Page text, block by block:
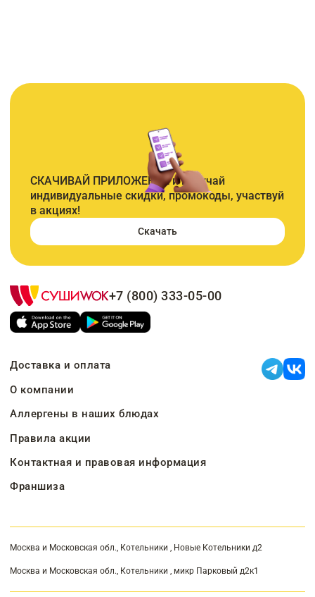
СКАЧИВАЙ ПРИЛОЖЕНИЕ и получай
индивидуальные скидки, промокоды, участвуй
в акциях!
Скачать
+7 (800) 333-05-00
Доставка и оплата
О компании
Аллергены в наших блюдах
Правила акции
Контактная и правовая информация
Франшиза
Москва и Московская обл., Котельники , Новые Котельники д2
Москва и Московская обл., Котельники , микр Парковый д2к1